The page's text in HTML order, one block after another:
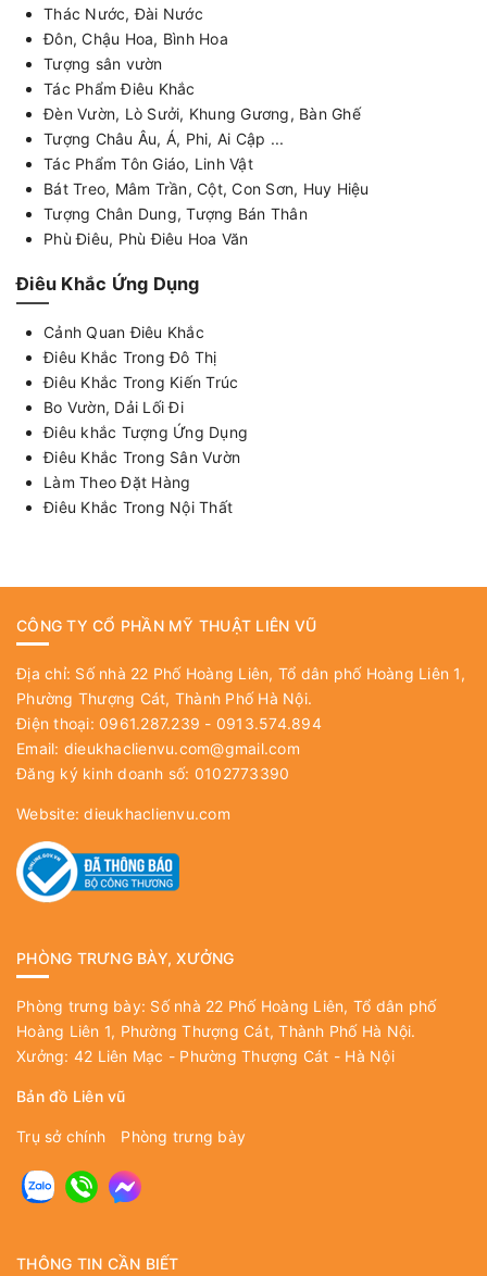
Thác Nước, Đài Nước
Đôn, Chậu Hoa, Bình Hoa
Tượng sân vườn
Tác Phẩm Điêu Khắc
Đèn Vườn, Lò Sưởi, Khung Gương, Bàn Ghế
Tượng Châu Âu, Á, Phi, Ai Cập ...
Tác Phẩm Tôn Giáo, Linh Vật
Bát Treo, Mâm Trần, Cột, Con Sơn, Huy Hiệu
Tượng Chân Dung, Tượng Bán Thân
Phù Điêu, Phù Điêu Hoa Văn
Điêu Khắc Ứng Dụng
Cảnh Quan Điêu Khắc
Điêu Khắc Trong Đô Thị
Điêu Khắc Trong Kiến Trúc
Bo Vườn, Dải Lối Đi
Điêu khắc Tượng Ứng Dụng
Điêu Khắc Trong Sân Vườn
Làm Theo Đặt Hàng
Điêu Khắc Trong Nội Thất
CÔNG TY CỔ PHẦN MỸ THUẬT LIÊN VŨ
Địa chỉ: Số nhà 22 Phố Hoàng Liên, Tổ dân phố Hoàng Liên 1,
Phường Thượng Cát, Thành Phố Hà Nội.
Điện thoại: 0961.287.239 - 0913.574.894
Email: dieukhaclienvu.com@gmail.com
Đăng ký kinh doanh số: 0102773390
Website:dieukhaclienvu.com
PHÒNG TRƯNG BÀY, XƯỞNG
Phòng trưng bày: Số nhà 22 Phố Hoàng Liên, Tổ dân phố
Hoàng Liên 1, Phường Thượng Cát, Thành Phố Hà Nội.
Xưởng: 42 Liên Mạc - Phường Thượng Cát - Hà Nội
Bản đồ Liên vũ
Trụ sở chính Phòng trưng bày
THÔNG TIN CẦN BIẾT